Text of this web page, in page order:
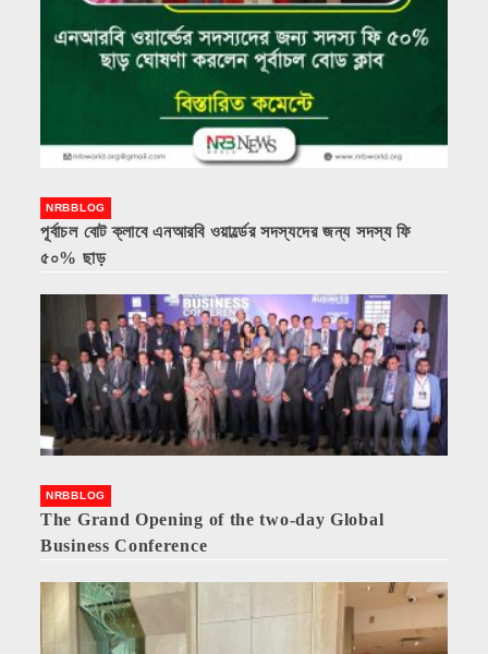
NRBBLOG
পূর্বাচল বোট ক্লাবে এনআরবি ওয়ার্ল্ডের সদস্যদের জন্য সদস্য ফি
৫০% ছাড়
NRBBLOG
The Grand Opening of the two-day Global
Business Conference